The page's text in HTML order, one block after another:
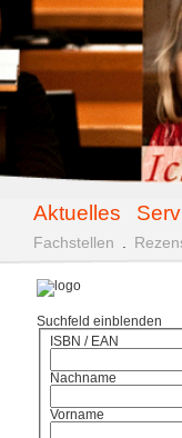
Aktuelles
Fachstellen
Suchfeld einblenden
ISBN / EAN
Nachname
Vorname